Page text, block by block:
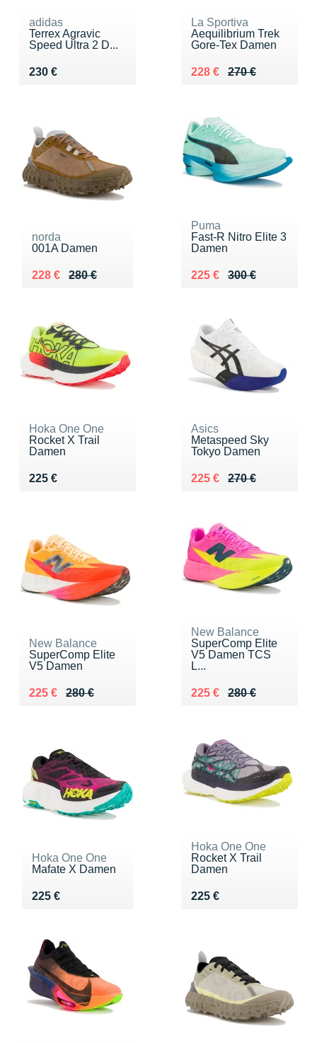
adidas
Terrex Agravic
Speed Ultra 2 D...
230 €
Vendu 230 €
La Sportiva
Aequilibrium Trek
Gore-Tex Damen
270 €
Au lieu de 270 €
228 €
Vendu 228 €
norda
001A Damen
280 €
Au lieu de 280 €
228 €
Vendu 228 €
Puma
Fast-R Nitro Elite 3
Damen
300 €
Au lieu de 300 €
225 €
Vendu 225 €
Hoka One One
Rocket X Trail
Damen
225 €
Vendu 225 €
Asics
Metaspeed Sky
Tokyo Damen
270 €
Au lieu de 270 €
225 €
Vendu 225 €
New Balance
SuperComp Elite
V5 Damen
280 €
Au lieu de 280 €
225 €
Vendu 225 €
New Balance
SuperComp Elite
V5 Damen TCS
L...
280 €
Au lieu de 280 €
225 €
Vendu 225 €
Hoka One One
Mafate X Damen
225 €
Vendu 225 €
Hoka One One
Rocket X Trail
Damen
225 €
Vendu 225 €